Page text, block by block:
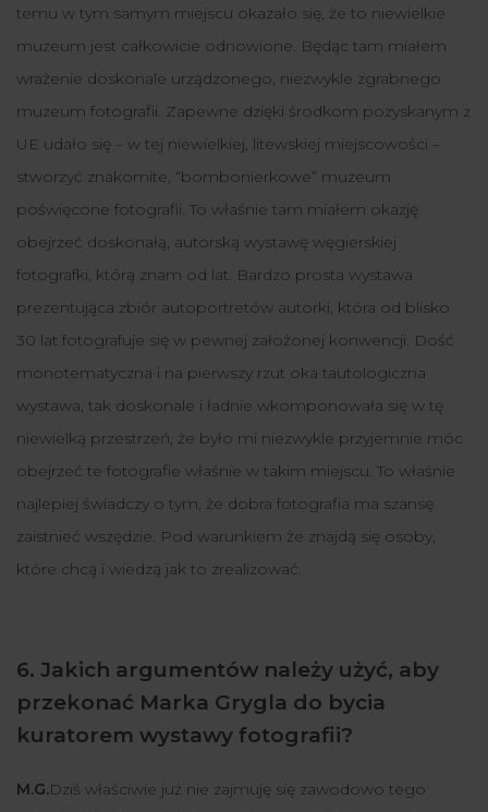
temu w tym samym miejscu okazało się, że to niewielkie
muzeum jest całkowicie odnowione. Będąc tam miałem
wrażenie doskonale urządzonego, niezwykle zgrabnego
muzeum fotografii. Zapewne dzięki środkom pozyskanym z
UE udało się – w tej niewielkiej, litewskiej miejscowości –
stworzyć znakomite, “bombonierkowe” muzeum
poświęcone fotografii. To właśnie tam miałem okazję
obejrzeć doskonałą, autorską wystawę węgierskiej
fotografki, którą znam od lat. Bardzo prosta wystawa
prezentująca zbiór autoportretów autorki, która od blisko
30 lat fotografuje się w pewnej założonej konwencji. Dość
monotematyczna i na pierwszy rzut oka tautologiczna
wystawa, tak doskonale i ładnie wkomponowała się w tę
niewielką przestrzeń, że było mi niezwykle przyjemnie móc
obejrzeć te fotografie właśnie w takim miejscu. To właśnie
najlepiej świadczy o tym, że dobra fotografia ma szansę
zaistnieć wszędzie. Pod warunkiem że znajdą się osoby,
które chcą i wiedzą jak to zrealizować.
6. Jakich argumentów należy użyć, aby
przekonać Marka Grygla do bycia
kuratorem wystawy fotografii?
M.G.Dziś właściwie już nie zajmuję się zawodowo tego